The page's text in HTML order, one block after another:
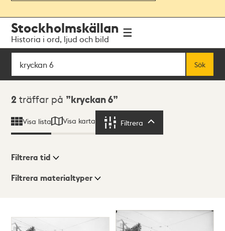
navigationen
huvudinnehållet
Stockholmskällan
Historia i ord, ljud och bild
Sök
Sök
Sökresultat
2 träffar på kryckan 6
Visa lista Visa karta Filtrera
Visningsläge
Lista
Filtrera tid
Filtrera materialtyper
träffar